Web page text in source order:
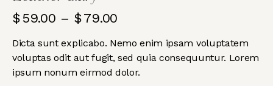
$ 59.00 – $79.00
Dicta sunt explicabo. Nemo enim ipsam voluptatem
voluptas odit aut fugit, sed quia consequuntur. Lorem
ipsum nonum eirmod dolor.